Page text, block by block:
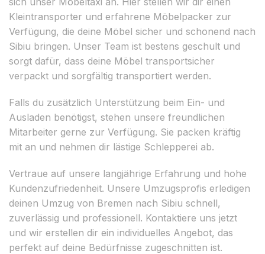
Kleintransporter und erfahrene Möbelpacker zur
Verfügung, die deine Möbel sicher und schonend nach
Sibiu bringen. Unser Team ist bestens geschult und
sorgt dafür, dass deine Möbel transportsicher
verpackt und sorgfältig transportiert werden.
Falls du zusätzlich Unterstützung beim Ein- und
Ausladen benötigst, stehen unsere freundlichen
Mitarbeiter gerne zur Verfügung. Sie packen kräftig
mit an und nehmen dir lästige Schlepperei ab.
Vertraue auf unsere langjährige Erfahrung und hohe
Kundenzufriedenheit. Unsere Umzugsprofis erledigen
deinen Umzug von Bremen nach Sibiu schnell,
zuverlässig und professionell. Kontaktiere uns jetzt
und wir erstellen dir ein individuelles Angebot, das
perfekt auf deine Bedürfnisse zugeschnitten ist.